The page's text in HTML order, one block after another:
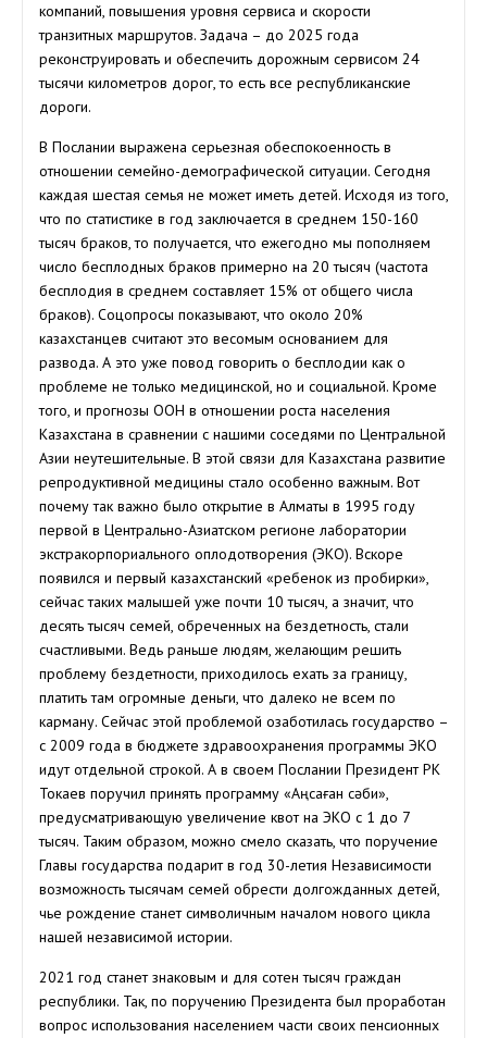
компаний, повышения уровня сервиса и скорости
транзитных маршрутов. Задача – до 2025 года
реконструировать и обеспечить дорожным сервисом 24
тысячи километров дорог, то есть все республиканские
дороги.
В Послании выражена серьезная обеспокоенность в
отношении семейно-демографической ситуации. Сегодня
каждая шестая семья не может иметь детей. Исходя из того,
что по статистике в год заключается в среднем 150-160
тысяч браков, то получается, что ежегодно мы пополняем
число бесплодных браков примерно на 20 тысяч (частота
бесплодия в среднем составляет 15% от общего числа
браков). Соцопросы показывают, что около 20%
казахстанцев считают это весомым основанием для
развода. А это уже повод говорить о бесплодии как о
проблеме не только медицинской, но и социальной. Кроме
того, и прогнозы ООН в отношении роста населения
Казахстана в сравнении с нашими соседями по Центральной
Азии неутешительные. В этой связи для Казахстана развитие
репродуктивной медицины стало особенно важным. Вот
почему так важно было открытие в Алматы в 1995 году
первой в Центрально-Азиатском регионе лаборатории
экстракорпориального оплодотворения (ЭКО). Вскоре
появился и первый казахстанский «ребенок из пробирки»,
сейчас таких малышей уже почти 10 тысяч, а значит, что
десять тысяч семей, обреченных на бездетность, стали
счастливыми. Ведь раньше людям, желающим решить
проблему бездетности, приходилось ехать за границу,
платить там огромные деньги, что далеко не всем по
карману. Сейчас этой проблемой озаботилась государство –
с 2009 года в бюджете здравоохранения программы ЭКО
идут отдельной строкой. А в своем Послании Президент РК
Токаев поручил принять программу «Аңсаған сәби»,
предусматривающую увеличение квот на ЭКО с 1 до 7
тысяч. Таким образом, можно смело сказать, что поручение
Главы государства подарит в год 30-летия Независимости
возможность тысячам семей обрести долгожданных детей,
чье рождение станет символичным началом нового цикла
нашей независимой истории.
2021 год станет знаковым и для сотен тысяч граждан
республики. Так, по поручению Президента был проработан
вопрос использования населением части своих пенсионных